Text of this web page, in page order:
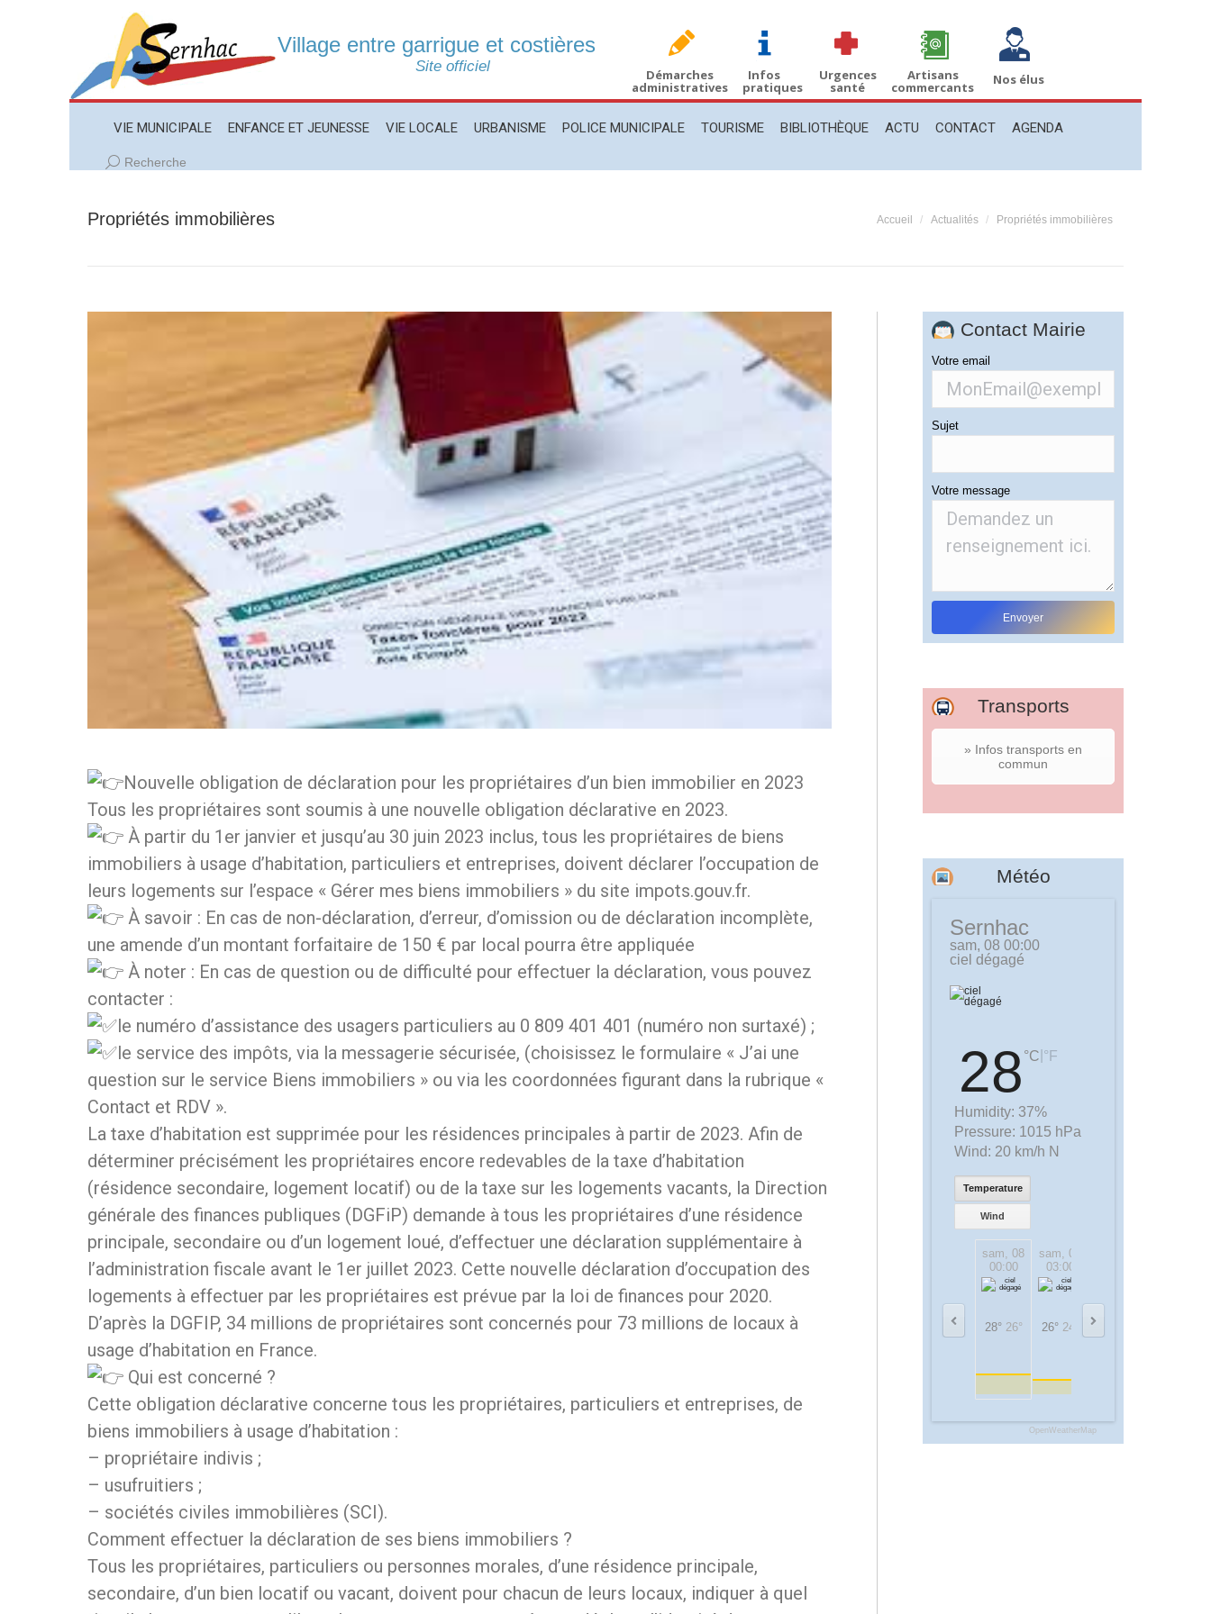
Village entre garrigue et costières
Site officiel Démarches
administratives
Infos
pratiques
Urgences
santé
Artisans
commercants Nos élus
VIE MUNICIPALE ENFANCE ET JEUNESSE VIE LOCALE URBANISME POLICE MUNICIPALE TOURISME BIBLIOTHÈQUE ACTU CONTACT AGENDA
Recherche
Recherche
Propriétés immobilières Vous êtes ici :
Accueil Actualités Propriétés immobilières
Nouvelle obligation de déclaration pour les propriétaires d’un bien immobilier en 2023
Tous les propriétaires sont soumis à une nouvelle obligation déclarative en 2023.
À partir du 1er janvier et jusqu’au 30 juin 2023 inclus, tous les propriétaires de biens
immobiliers à usage d’habitation, particuliers et entreprises, doivent déclarer l’occupation de
leurs logements sur l’espace « Gérer mes biens immobiliers » du site impots.gouv.fr.
À savoir : En cas de non-déclaration, d’erreur, d’omission ou de déclaration incomplète,
une amende d’un montant forfaitaire de 150 € par local pourra être appliquée
À noter : En cas de question ou de difficulté pour effectuer la déclaration, vous pouvez
contacter :
le numéro d’assistance des usagers particuliers au 0 809 401 401 (numéro non surtaxé) ;
le service des impôts, via la messagerie sécurisée, (choisissez le formulaire « J’ai une
question sur le service Biens immobiliers » ou via les coordonnées figurant dans la rubrique «
Contact et RDV ».
La taxe d’habitation est supprimée pour les résidences principales à partir de 2023. Afin de
déterminer précisément les propriétaires encore redevables de la taxe d’habitation
(résidence secondaire, logement locatif) ou de la taxe sur les logements vacants, la Direction
générale des finances publiques (DGFiP) demande à tous les propriétaires d’une résidence
principale, secondaire ou d’un logement loué, d’effectuer une déclaration supplémentaire à
l’administration fiscale avant le 1er juillet 2023. Cette nouvelle déclaration d’occupation des
logements à effectuer par les propriétaires est prévue par la loi de finances pour 2020.
D’après la DGFIP, 34 millions de propriétaires sont concernés pour 73 millions de locaux à
usage d’habitation en France.
Qui est concerné ?
Cette obligation déclarative concerne tous les propriétaires, particuliers et entreprises, de
biens immobiliers à usage d’habitation :
– propriétaire indivis ;
– usufruitiers ;
– sociétés civiles immobilières (SCI).
Comment effectuer la déclaration de ses biens immobiliers ?
Tous les propriétaires, particuliers ou personnes morales, d’une résidence principale,
secondaire, d’un bien locatif ou vacant, doivent pour chacun de leurs locaux, indiquer à quel
Contact Mairie
Votre email
Sujet
Votre message
Transports
» Infos transports en
commun
Météo
Sernhac
sam, 08 00:00
ciel dégagé
28 °C °F
Humidity: 37%
Pressure: 1015 hPa
Wind: 20 km/h N
Temperature
Wind
sam, 08
00:00
28° 26°
sam, 08
03:00
26° 24°
OpenWeatherMap
VIE MUNICIPALE ENFANCE ET JEUNESSE VIE LOCALE URBANISME POLICE MUNICIPALE TOURISME BIBLIOTHÈQUE CONTACT AGENDA